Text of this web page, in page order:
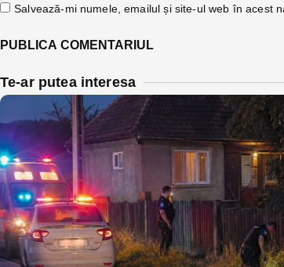
Salvează-mi numele, emailul și site-ul web în acest
Te-ar putea interesa